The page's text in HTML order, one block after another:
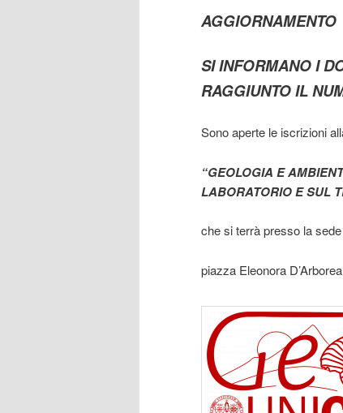
SI INFORMANO I
RAGGIUNTO IL
Sono aperte le iscrizioni
“GEOLOGIA E
LABORATORIO E SUL
che si terrà presso la
piazza Eleonora